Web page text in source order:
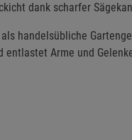
dank scharfer
handelsübliche
Arme und